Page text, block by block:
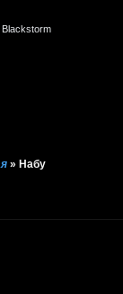
Blackstorm
»Набу